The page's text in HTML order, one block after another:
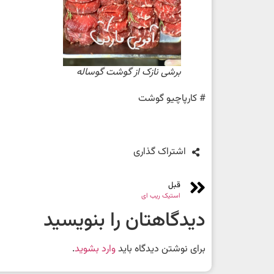
برشی نازک از گوشت گوساله
# کارپاچیو گوشت
اشتراک گذاری
قبل
استیک ریب ای
دیدگاهتان را بنویسید
برای نوشتن دیدگاه بایدوارد بشوید.